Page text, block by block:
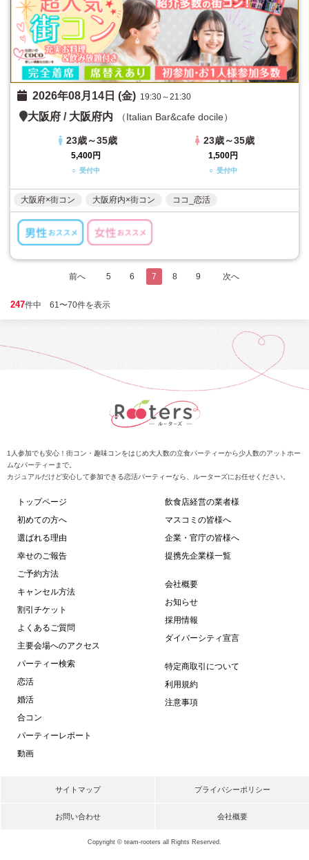
2026年08月14日 (金) 19:30～21:30
大阪府 / 大阪府内 （Italian Bar&cafe docile）
23歳～35歳
5,400円
○ 受付中
23歳～35歳
1,500円
○ 受付中
大阪府×街コン 大阪府内×街コン ココ_恋活
前へ 5 6 7 8 9 次へ
247件中 61〜70件を表示
1人参加でも安心！街コン・趣味コンをはじめ大人数の立食パーティーから少人数のアットホー
ムなパーティーまで。
カジュアルだけど安心して参加できる恋活パーティーなら、ルーターズにお任せください。
トップページ
初めての方へ
選ばれる理由
幸せのご報告
ご予約方法
キャンセル方法
割引チケット
よくあるご質問
主要会場へのアクセス
パーティー検索
恋活
婚活
合コン
パーティーレポート
動画
飲食店経営の業者様
マスコミの皆様へ
企業・官庁の皆様へ
提携先企業様一覧
会社概要
お知らせ
採用情報
ダイバーシティ宣言
特定商取引について
利用規約
注意事項
サイトマップ プライバシーポリシー
お問い合わせ 会社概要
Copyright © team-rooters all Rights Reserved.